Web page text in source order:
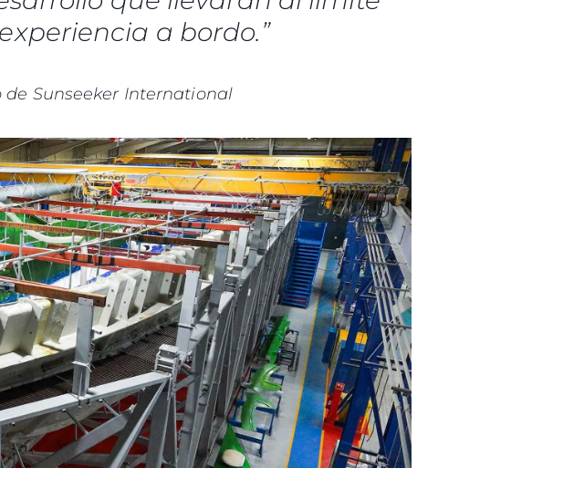
a bordo.”
de Sunseeker International